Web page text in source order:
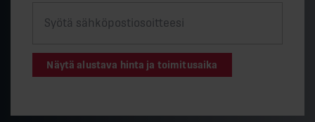
Näytä alustava hinta ja toimitusaika